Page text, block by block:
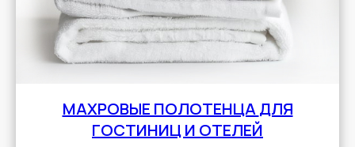
МАХРОВЫЕ ПОЛОТЕНЦАДЛЯ
ГОСТИНИЦ И ОТЕЛЕЙ